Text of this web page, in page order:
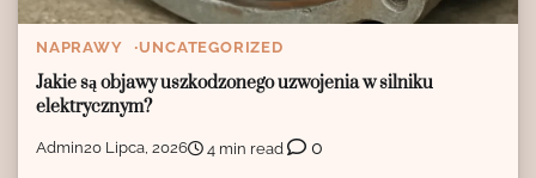
NAPRAWY UNCATEGORIZED
Jakie są objawy uszkodzonego uzwojenia w silniku
elektrycznym?
Admin20 Lipca, 2026 4 min read 0